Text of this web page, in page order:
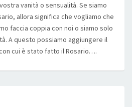
vanità o sensualità. Se siamo
allora significa che vogliamo che
faccia coppia con noi o siamo solo
A questo possiamo aggiungere il
cui è stato fatto il Rosario….